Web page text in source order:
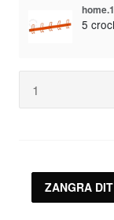
5
ZANGRA DIT